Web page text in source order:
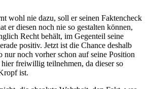
wohl nie dazu, soll er seinen Faktencheck
er diesen noch nie so gestalten können,
Recht behält, im Gegenteil seine
positiv. Jetzt ist die Chance deshalb
nur noch vorher schon auf seine Position
freiwillig teilnehmen, da dieser so
ist.